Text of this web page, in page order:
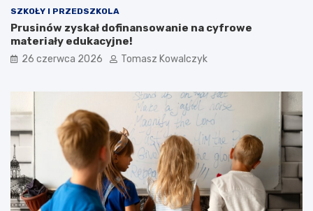
SZKOŁY I PRZEDSZKOLA
Prusinów zyskał dofinansowanie na cyfrowe
materiały edukacyjne!
26 czerwca 2026 Tomasz Kowalczyk